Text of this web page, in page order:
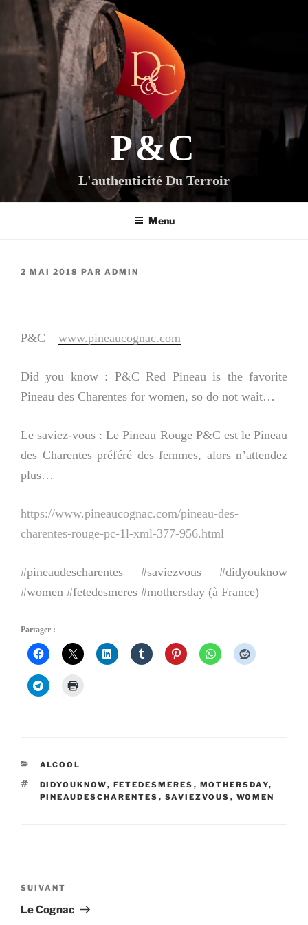
contenu
principal
P&C
L'authenticité Du Terroir
Menu
PUBLIÉ
2 MAI 2018 PAR ADMIN
P&C – www.pineaucognac.com
Did you know : P&C Red Pineau is the favorite
Pineau des Charentes for women, so do not wait…
Le saviez-vous : Le Pineau Rouge P&C est le Pineau
des Charentes préféré des femmes, alors n’attendez
plus…
https://www.pineaucognac.com/pineau-des-
charentes-rouge-pc-1l-xml-377-956.html
#pineaudescharentes #saviezvous #didyouknow
#women #fetedesmeres #mothersday (à France)
Partager :
CATÉGORIES
ALCOOL
ÉTIQUETTES
DIDYOUKNOW, FETEDESMERES , MOTHERSDAY,
PINEAUDESCHARENTES , SAVIEZVOUS , WOMEN
de
l’article
Article
suivant
SUIVANT
Le Cognac